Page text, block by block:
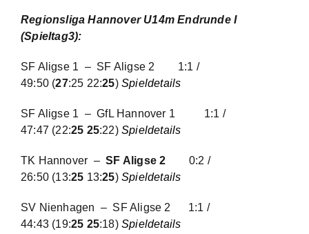
Regionsliga Hannover U14m Endrunde I
(Spieltag3):
SF Aligse 1 – SF Aligse 2 1:1 /
49:50 (27:25 22:25) Spieldetails
SF Aligse 1 – GfL Hannover 1 1:1 /
47:47 (22:25 25:22) Spieldetails
TK Hannover –SF Aligse 2
0:2 /
26:50 (13:25 13:25) Spieldetails
SV Nienhagen – SF Aligse 2 1:1 /
44:43 (19:25 25:18) Spieldetails